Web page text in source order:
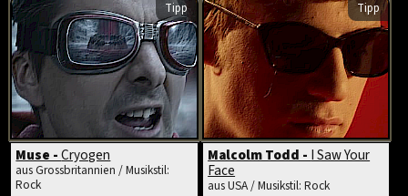
Tipp
Muse -Cryogen
aus Grossbritannien / Musikstil:
Rock
Tipp
Malcolm Todd -I Saw Your
Face
aus USA / Musikstil: Rock